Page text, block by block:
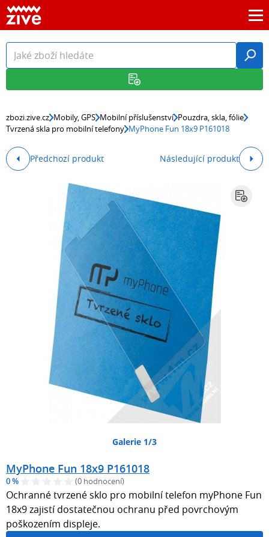
zbozi.zive.cz Mobily, GPS Mobilní příslušenství Pouzdra, skla, fólie
Tvrzená skla pro mobilní telefony MyPhone Fun 18x9 P161018
Předchozí produkt Následující produkt
Galerie 1/3
MyPhone Fun 18x9 P161018
0 % (0 hodnocení)
Ochranné tvrzené sklo pro mobilní telefon myPhone Fun
18x9 zajistí dostatečnou ochranu před povrchovým
poškozením displeje.